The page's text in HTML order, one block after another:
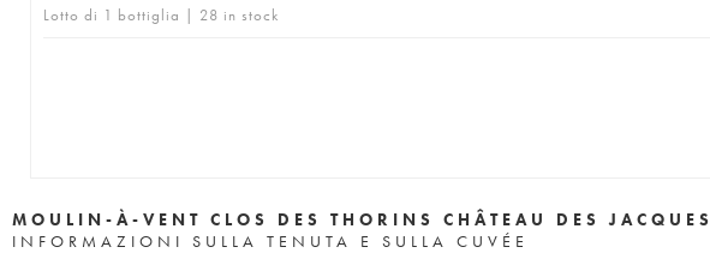
Lotto di 1 bottiglia | 28 in stock
MOULIN-À-VENT CLOS DES THORINS CHÂTEAU DES JACQUES
INFORMAZIONI SULLA TENUTA E SULLA CUVÉE